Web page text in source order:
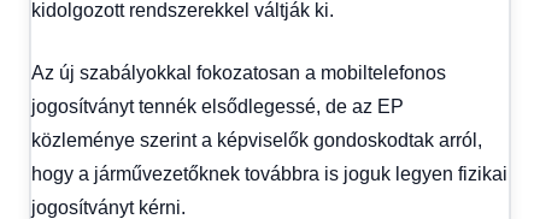
kidolgozott rendszerekkel váltják ki.
Az új szabályokkal fokozatosan a mobiltelefonos
jogosítványt tennék elsődlegessé, de az EP
közleménye szerint a képviselők gondoskodtak arról,
hogy a járművezetőknek továbbra is joguk legyen fizikai
jogosítványt kérni.